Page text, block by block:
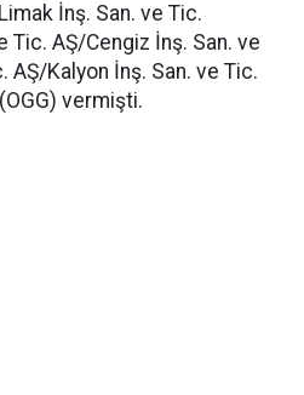
İnş. San. ve Tic.
Tic. AŞ/Cengiz İnş. San. ve
AŞ/Kalyon İnş. San. ve Tic.
vermişti.